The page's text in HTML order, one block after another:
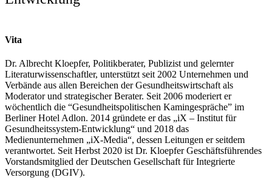
Vita
Dr. Albrecht Kloepfer, Politikberater, Publizist und gelernter
Literaturwissenschaftler, unterstützt seit 2002 Unternehmen und
Verbände aus allen Bereichen der Gesundheitswirtschaft als
Moderator und strategischer Berater. Seit 2006 moderiert er
wöchentlich die “Gesundheitspolitischen Kamingespräche” im
Berliner Hotel Adlon. 2014 gründete er das „iX – Institut für
Gesundheitssystem-Entwicklung“ und 2018 das
Medienunternehmen „iX-Media“, dessen Leitungen er seitdem
verantwortet. Seit Herbst 2020 ist Dr. Kloepfer Geschäftsführendes
Vorstandsmitglied der Deutschen Gesellschaft für Integrierte
Versorgung (DGIV).